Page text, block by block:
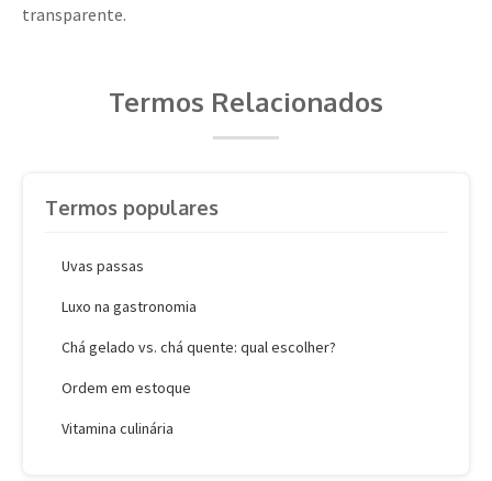
transparente.
Termos Relacionados
Termos populares
Uvas passas
Luxo na gastronomia
Chá gelado vs. chá quente: qual escolher?
Ordem em estoque
Vitamina culinária